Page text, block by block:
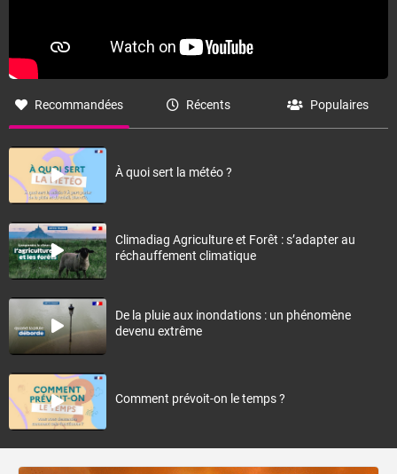
Recommandées Récents Populaires
À quoi sert la météo ?
Climadiag Agriculture et Forêt : s’adapter au
réchauffement climatique
De la pluie aux inondations : un phénomène
devenu extrême
Comment prévoit-on le temps ?